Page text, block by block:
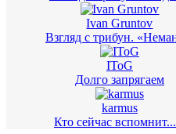
Ivan Gruntov
Взгляд с трибун.
IToG
Долго запрягаем
karmus
Кто сейчас